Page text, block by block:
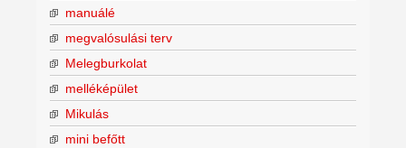
manuálé
megvalósulási terv
Melegburkolat
melléképület
Mikulás
mini befőtt